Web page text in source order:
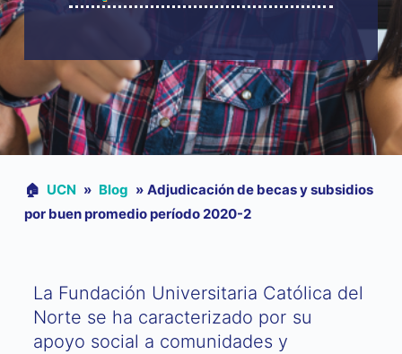
🏠︎ UCN » Blog » Adjudicación de becas y subsidios
por buen promedio período 2020-2
La Fundación Universitaria Católica del
Norte se ha caracterizado por su
apoyo social a comunidades y